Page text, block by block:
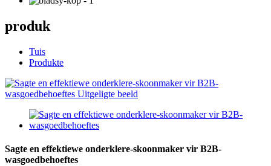
produk
Tuis
Produkte
Sagte en effektiewe onderklere-skoonmaker vir B2B-
wasgoedbehoeftes